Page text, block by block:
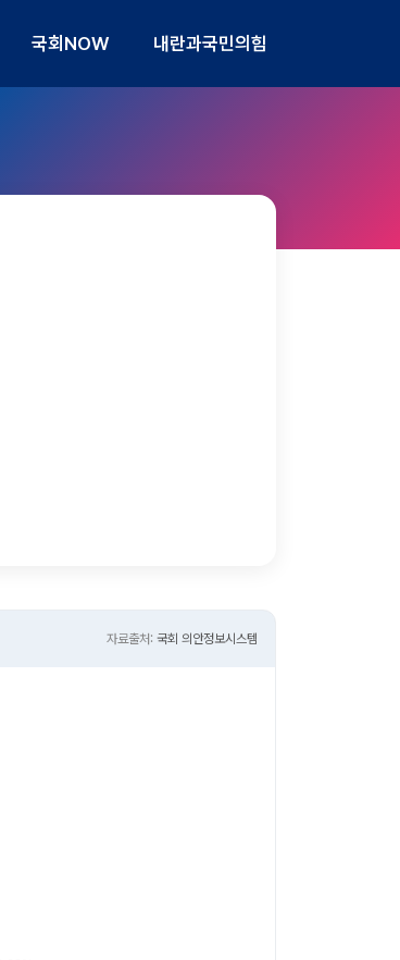
국회NOW 내란과국민의힘
자료출처: 국회 의안정보시스템